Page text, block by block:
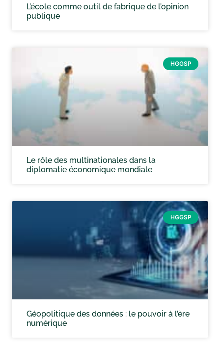
L’école comme outil de fabrique de l’opinion
publique
HGGSP
Le rôle des multinationales dans la
diplomatie économique mondiale
HGGSP
Géopolitique des données : le pouvoir à l’ère
numérique